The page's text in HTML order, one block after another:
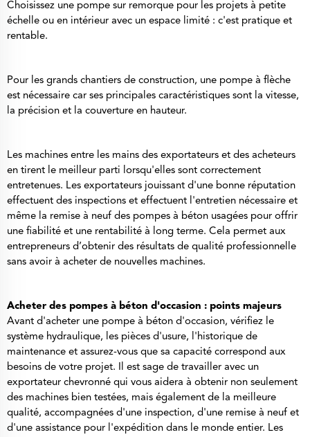
Choisissez une pompe sur remorque pour les projets à petite
échelle ou en intérieur avec un espace limité : c'est pratique et
rentable.
Pour les grands chantiers de construction, une pompe à flèche
est nécessaire car ses principales caractéristiques sont la vitesse,
la précision et la couverture en hauteur.
Les machines entre les mains des exportateurs et des acheteurs
en tirent le meilleur parti lorsqu'elles sont correctement
entretenues. Les exportateurs jouissant d'une bonne réputation
effectuent des inspections et effectuent l'entretien nécessaire et
même la remise à neuf des pompes à béton usagées pour offrir
une fiabilité et une rentabilité à long terme. Cela permet aux
entrepreneurs d’obtenir des résultats de qualité professionnelle
sans avoir à acheter de nouvelles machines.
Acheter des pompes à béton d'occasion : points majeurs
Avant d'acheter une pompe à béton d'occasion, vérifiez le
système hydraulique, les pièces d'usure, l'historique de
maintenance et assurez-vous que sa capacité correspond aux
besoins de votre projet. Il est sage de travailler avec un
exportateur chevronné qui vous aidera à obtenir non seulement
des machines bien testées, mais également de la meilleure
qualité, accompagnées d'une inspection, d'une remise à neuf et
d'une assistance pour l'expédition dans le monde entier. Les